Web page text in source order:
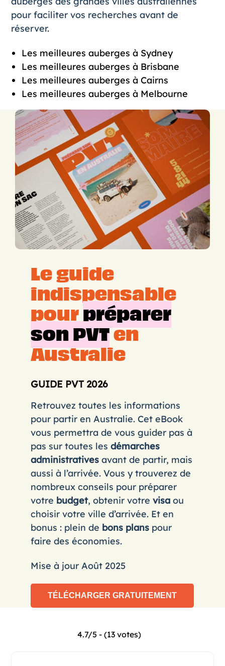
pour faciliter vos recherches avant de
réserver.
Les meilleures auberges à Sydney
Les meilleures auberges à Brisbane
Les meilleures auberges à Cairns
Les meilleures auberges à Melbourne
Le guide
indispensable
pourpréparer
son PVTen
Australie
GUIDE PVT 2026
Retrouvez toutes les informations
pour partir en Australie. Cet eBook
vous permettra de vous guider pas à
pas sur toutes lesdémarches
administratives avant de partir, mais
aussi à l’arrivée. Vous y trouverez de
nombreux conseils pour préparer
votre budget, obtenir votrevisa ou
choisir votre ville d’arrivée. Et en
bonus : plein de bons plans pour
faire des économies.
Mise à jour Août 2025
4.7/5 - (13 votes)